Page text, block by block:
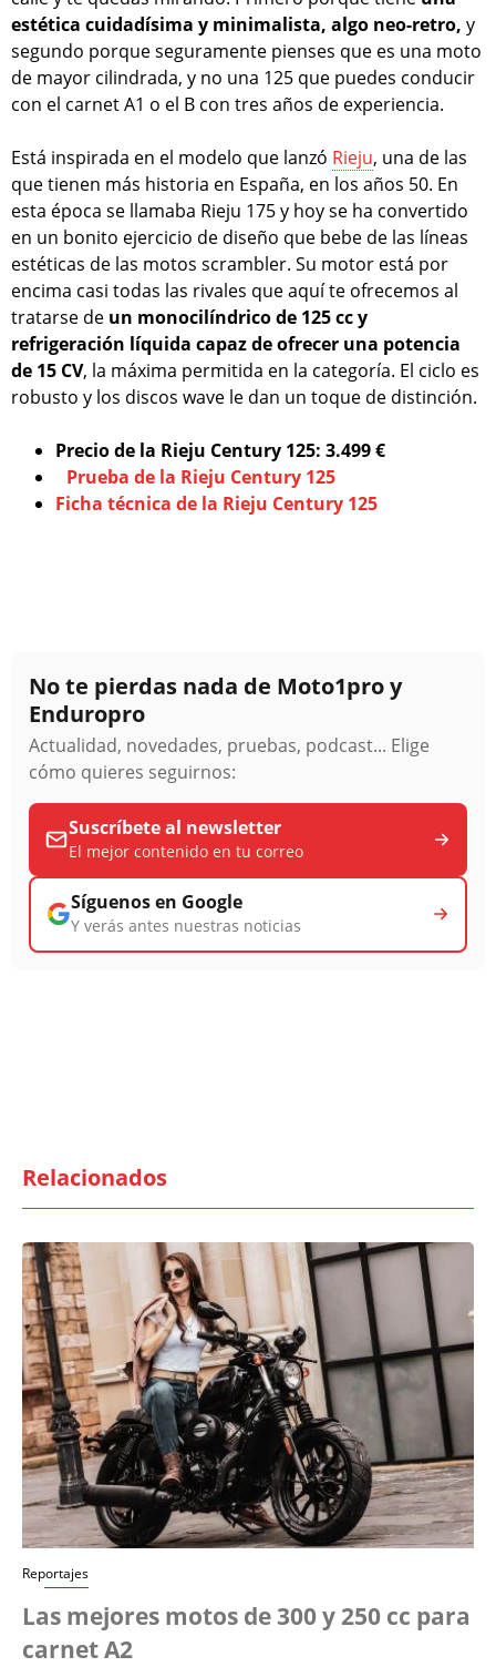
estética cuidadísima y minimalista, algo neo-retro, y
segundo porque seguramente pienses que es una moto
de mayor cilindrada, y no una 125 que puedes conducir
con el carnet A1 o el B con tres años de experiencia.
Está inspirada en el modelo que lanzó Rieju, una de las
que tienen más historia en España, en los años 50. En
esta época se llamaba Rieju 175 y hoy se ha convertido
en un bonito ejercicio de diseño que bebe de las líneas
estéticas de las motos scrambler. Su motor está por
encima casi todas las rivales que aquí te ofrecemos al
tratarse de un monocilíndrico de 125 cc y
refrigeración líquida capaz de ofrecer una potencia
de 15 CV, la máxima permitida en la categoría. El ciclo es
robusto y los discos wave le dan un toque de distinción.
Precio de la Rieju Century 125: 3.499 €
Prueba de la Rieju Century 125
Ficha técnica de la Rieju Century 125
No te pierdas nada de Moto1pro y
Enduropro
Actualidad, novedades, pruebas, podcast... Elige
cómo quieres seguirnos:
Suscríbete al newsletter
El mejor contenido en tu correo
Síguenos en Google
Y verás antes nuestras noticias
Relacionados
Reportajes
Las mejores motos de 300 y 250 cc para
carnet A2